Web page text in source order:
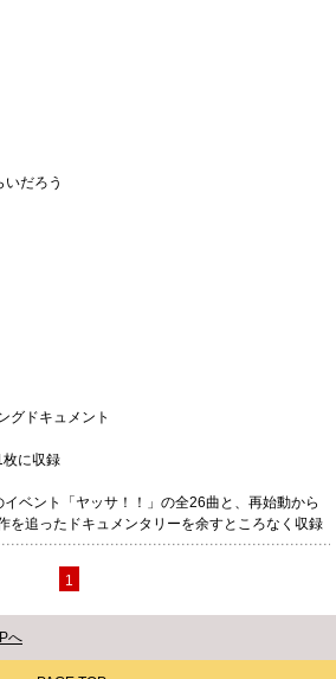
だろう
グドキュメント
に収録
ベント「ヤッサ！！」の全26曲と、再始動から
を追ったドキュメンタリーを余すところなく収録
1
へ